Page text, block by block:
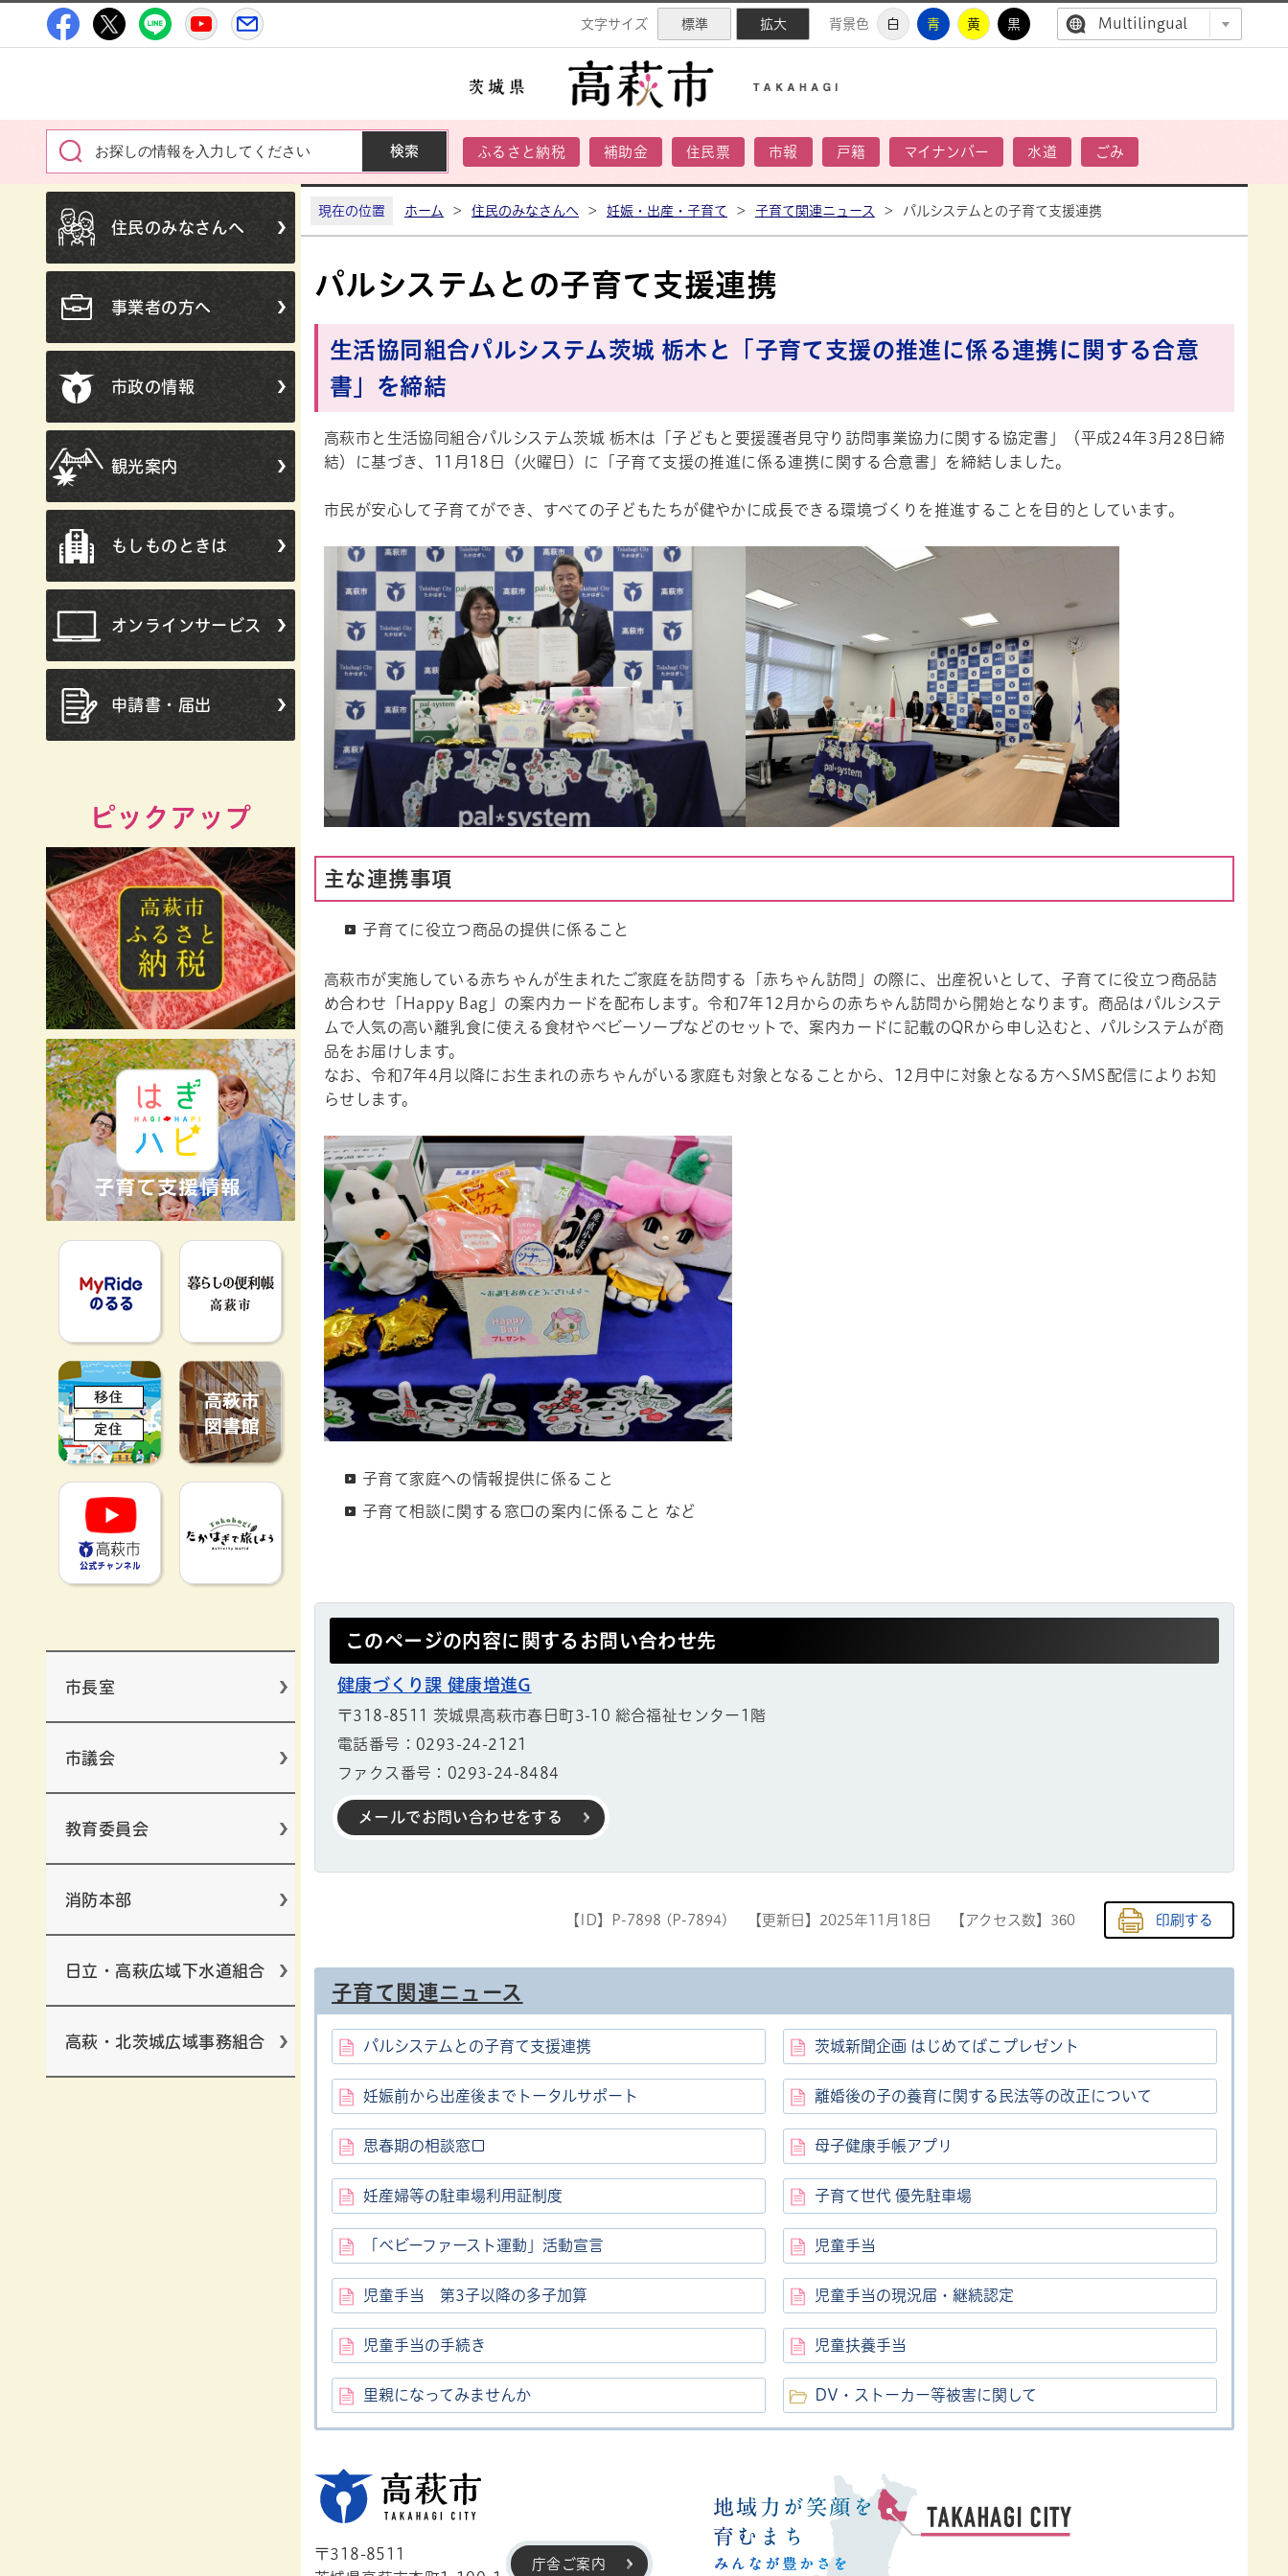
高萩市公式Facebook
高萩市公式X高萩市公式LINE
高萩市YouTube公式チャンネル 文字サイズ 標準 拡大 背景色 白 青 黄 黒 Multilingual
ふるさと納税 補助金 住民票 市報 戸籍 マイナンバー 水道 ごみ
住民のみなさんへ
事業者の方へ
市政の情報
観光案内
もしものときは
オンラインサービス
申請書・届出
ピックアップ
MyRideのるる 暮らしの便利帳
移住定住 高萩市図書館
高萩市YouTube公式チャンネル
市長室
市議会
教育委員会
消防本部
日立・高萩広域下水道組合
高萩・北茨城広域事務組合
現在の位置 ホーム > 住民のみなさんへ > 妊娠・出産・子育て > 子育て関連ニュース > パルシステムとの子育て支援連携
パルシステムとの子育て支援連携
生活協同組合パルシステム茨城 栃木と「子育て支援の推進に係る連携に関する合意
書」を締結
高萩市と生活協同組合パルシステム茨城 栃木は「子どもと要援護者見守り訪問事業協力に関する協定書」（平成24年3月28日締
結）に基づき、11月18日（火曜日）に「子育て支援の推進に係る連携に関する合意書」を締結しました。
市民が安心して子育てができ、すべての子どもたちが健やかに成長できる環境づくりを推進することを目的としています。
主な連携事項
子育てに役立つ商品の提供に係ること
高萩市が実施している赤ちゃんが生まれたご家庭を訪問する「赤ちゃん訪問」の際に、出産祝いとして、子育てに役立つ商品詰
め合わせ「Happy Bag」の案内カードを配布します。令和7年12月からの赤ちゃん訪問から開始となります。商品はパルシステ
ムで人気の高い離乳食に使える食材やベビーソープなどのセットで、案内カードに記載のQRから申し込むと、パルシステムが商
品をお届けします。
なお、令和7年4月以降にお生まれの赤ちゃんがいる家庭も対象となることから、12月中に対象となる方へSMS配信によりお知
らせします。
子育て家庭への情報提供に係ること
子育て相談に関する窓口の案内に係ること など
このページの内容に関するお問い合わせ先
健康づくり課 健康増進G
〒318-8511 茨城県高萩市春日町3-10 総合福祉センター1階
電話番号：0293-24-2121
ファクス番号：0293-24-8484
メールでお問い合わせをする
【ID】 P-7898 (P-7894) 【更新日】 2025年11月18日 【アクセス数】 360 印刷する
子育て関連ニュース
パルシステムとの子育て支援連携 茨城新聞企画 はじめてばこプレゼント
妊娠前から出産後までトータルサポート 離婚後の子の養育に関する民法等の改正について
思春期の相談窓口 母子健康手帳アプリ
妊産婦等の駐車場利用証制度 子育て世代 優先駐車場
「ベビーファースト運動」活動宣言 児童手当
児童手当 第3子以降の多子加算 児童手当の現況届・継続認定
児童手当の手続き 児童扶養手当
里親になってみませんか DV・ストーカー等被害に関して
〒318-8511
庁舎ご案内